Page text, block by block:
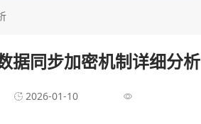
据同步加密机制详细分析
2026-01-10